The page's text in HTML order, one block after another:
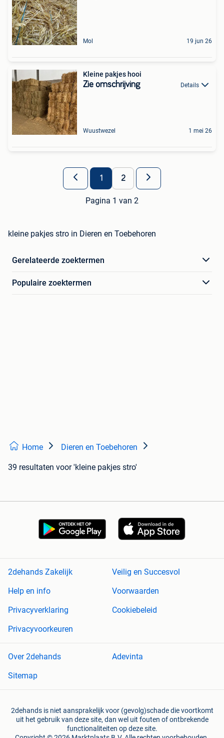
Mol 19 jun 26
Kleine pakjes hooi
Zie omschrijving Details
Wuustwezel 1 mei 26
1 2
Pagina 1 van 2
kleine pakjes stro in Dieren en Toebehoren
Gerelateerde zoektermen
Populaire zoektermen
Home Dieren en Toebehoren
39 resultaten voor 'kleine pakjes stro'
2dehands Zakelijk
Veilig en Succesvol
Help en info
Voorwaarden
Privacyverklaring
Cookiebeleid
Privacyvoorkeuren
Over 2dehands
Adevinta
Sitemap
2dehands is niet aansprakelijk voor (gevolg)schade die voortkomt
uit het gebruik van deze site, dan wel uit fouten of ontbrekende
functionaliteiten op deze site.